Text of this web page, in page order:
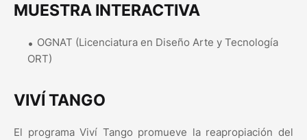
MUESTRA INTERACTIVA
OGNAT (Licenciatura en Diseño Arte y Tecnología
ORT)
VIVÍ TANGO
El programa Viví Tango promueve la reapropiación del